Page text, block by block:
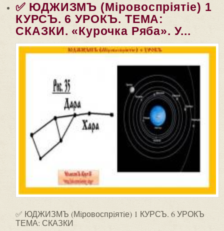
✅ ЮДЖИЗМЪ (Мiровоспрiятiе) 1
КУРСЪ. 6 УРОКЪ. ТЕМА:
СКАЗКИ. «Курочка Ряба». У...
✅ ЮДЖИЗМЪ (Мiровоспрiятiе) 1 КУРСЪ. 6 УРОКЪ
ТЕМА: СКАЗКИ